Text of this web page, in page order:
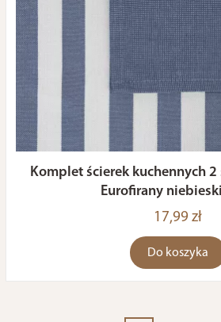
Komplet ścierek kuchennych 2
Eurofirany niebieski
17,99 zł
Do koszyka